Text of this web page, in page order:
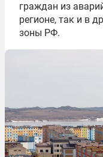
граждан из
регионе, так и в
зоны РФ.